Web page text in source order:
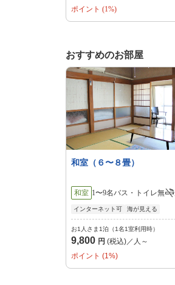
ポイント (1%)
おすすめのお部屋
和室（６〜８畳）
和室 1〜9名バス・トイレ無
インターネット可 海が見える
お1人さま1泊（1名1室利用時）
9,800 円 (税込)／人～
ポイント (1%)